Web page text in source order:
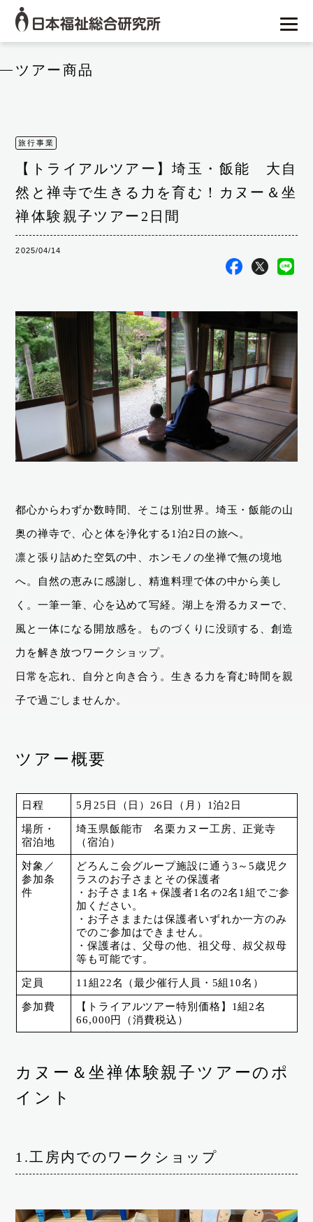
ツアー商品
旅行事業
【トライアルツアー】埼玉・飯能 大自
然と禅寺で生きる力を育む！カヌー＆坐
禅体験親子ツアー2日間
2025/04/14
都心からわずか数時間、そこは別世界。埼玉・飯能の山
奥の禅寺で、心と体を浄化する1泊2日の旅へ。
凛と張り詰めた空気の中、ホンモノの坐禅で無の境地
へ。自然の恵みに感謝し、精進料理で体の中から美し
く。一筆一筆、心を込めて写経。湖上を滑るカヌーで、
風と一体になる開放感を。ものづくりに没頭する、創造
力を解き放つワークショップ。
日常を忘れ、自分と向き合う。生きる力を育む時間を親
子で過ごしませんか。
ツアー概要
日程 5月25日（日）26日（月）1泊2日
場所・
宿泊地
埼玉県飯能市 名栗カヌー工房、正覚寺
（宿泊）
対象／
参加条
件
どろんこ会グループ施設に通う3～5歳児ク
ラスのお子さまとその保護者
・お子さま1名＋保護者1名の2名1組でご参
加ください。
・お子さままたは保護者いずれか一方のみ
でのご参加はできません。
・保護者は、父母の他、祖父母、叔父叔母
等も可能です。
定員 11組22名（最少催行人員・5組10名）
参加費
【トライアルツアー特別価格】1組2名
66,000円（消費税込）
カヌー＆坐禅体験親子ツアーのポ
イント
1.工房内でのワークショップ